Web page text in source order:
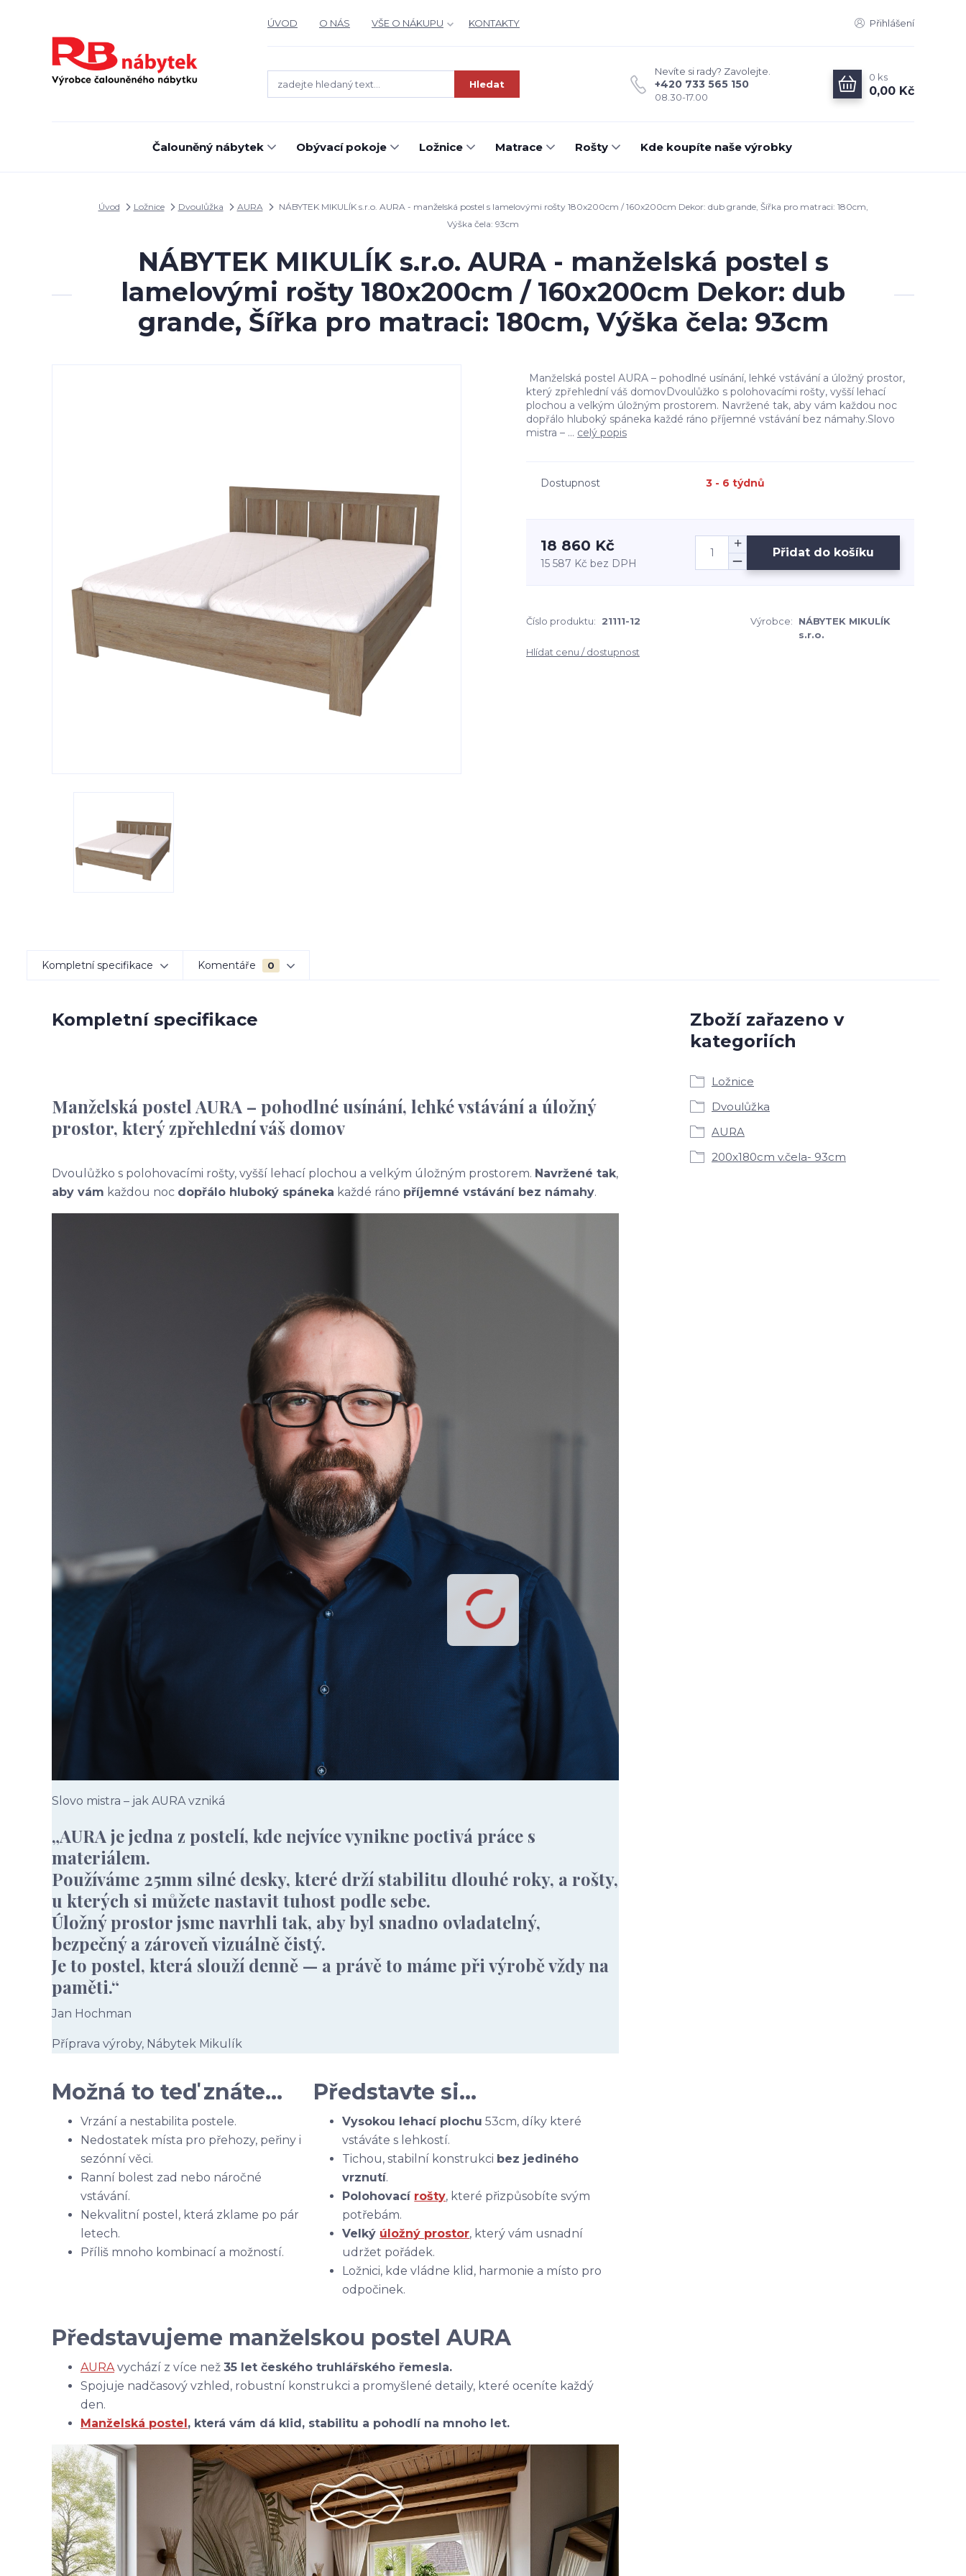
ÚVOD O NÁS VŠE O NÁKUPU KONTAKTY Přihlášení
Hledat
Nevíte si rady? Zavolejte.
+420 733 565 150
08.30-17.00
0 ks
0,00 Kč
Čalouněný nábytek Obývací pokoje Ložnice Matrace Rošty Kde koupíte naše výrobky
Úvod Ložnice Dvoulůžka AURA
NÁBYTEK MIKULÍK s.r.o. AURA - manželská postel s lamelovými rošty 180x200cm / 160x200cm Dekor: dub grande, Šířka pro matraci: 180cm,
Výška čela: 93cm
NÁBYTEK MIKULÍK s.r.o. AURA - manželská postel s
lamelovými rošty 180x200cm / 160x200cm Dekor: dub
grande, Šířka pro matraci: 180cm, Výška čela: 93cm
Manželská postel AURA – pohodlné usínání, lehké vstávání a úložný prostor,
který zpřehlední váš domovDvoulůžko s polohovacími rošty, vyšší lehací
plochou a velkým úložným prostorem. Navržené tak, aby vám každou noc
dopřálo hluboký spáneka každé ráno příjemné vstávání bez námahy.Slovo
mistra – ... celý popis
Dostupnost 3 - 6 týdnů
18 860 Kč
15 587 Kč bez DPH
Přidat do košíku
Číslo produktu: 21111-12 Výrobce:
NÁBYTEK MIKULÍK
s.r.o.
Hlídat cenu / dostupnost
Kompletní specifikace Komentáře 0
Kompletní specifikace
Manželská postel AURA – pohodlné usínání, lehké vstávání a úložný
prostor, který zpřehlední váš domov
Dvoulůžko s polohovacími rošty, vyšší lehací plochou a velkým úložným prostorem. Navržené tak,
aby vám každou noc dopřálo hluboký spáneka každé ráno příjemné vstávání bez námahy.
Slovo mistra – jak AURA vzniká
„AURA je jedna z postelí, kde nejvíce vynikne poctivá práce s
materiálem.
Používáme 25mm silné desky, které drží stabilitu dlouhé roky, a rošty,
u kterých si můžete nastavit tuhost podle sebe.
Úložný prostor jsme navrhli tak, aby byl snadno ovladatelný,
bezpečný a zároveň vizuálně čistý.
Je to postel, která slouží denně — a právě to máme při výrobě vždy na
paměti.“
Jan Hochman
Příprava výroby, Nábytek Mikulík
Možná to teď znáte…
Vrzání a nestabilita postele.
Nedostatek místa pro přehozy, peřiny i
sezónní věci.
Ranní bolest zad nebo náročné
vstávání.
Nekvalitní postel, která zklame po pár
letech.
Příliš mnoho kombinací a možností.
Představte si…
Vysokou lehací plochu 53cm, díky které
vstáváte s lehkostí.
Tichou, stabilní konstrukci bez jediného
vrznutí.
Polohovací rošty, které přizpůsobíte svým
potřebám.
Velký úložný prostor, který vám usnadní
udržet pořádek.
Ložnici, kde vládne klid, harmonie a místo pro
odpočinek.
Představujeme manželskou postel AURA
AURAvychází z více než 35 let českého truhlářského řemesla.
Spojuje nadčasový vzhled, robustní konstrukci a promyšlené detaily, které oceníte každý
den.
Manželská postel, která vám dá klid, stabilitu a pohodlí na mnoho let.
Zboží zařazeno v
kategoriích
Ložnice
Dvoulůžka
AURA
200x180cm v.čela- 93cm